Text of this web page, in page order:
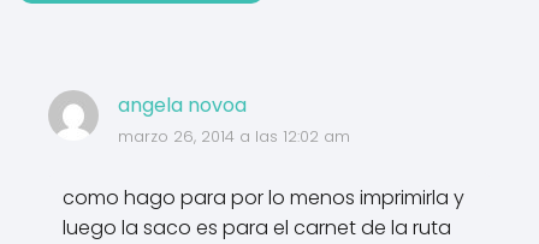
angela novoa
marzo 26, 2014 a las 12:02 am
como hago para por lo menos imprimirla y
luego la saco es para el carnet de la ruta